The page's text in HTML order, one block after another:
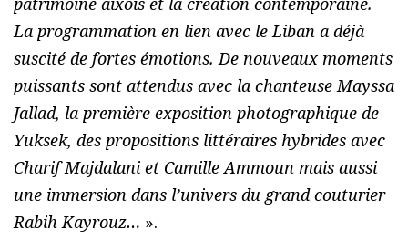
La programmation en lien avec le Liban a déjà
suscité de fortes émotions. De nouveaux moments
puissants sont attendus avec la chanteuse Mayssa
Jallad, la première exposition photographique de
Yuksek, des propositions littéraires hybrides avec
Charif Majdalani et Camille Ammoun mais aussi
une immersion dans l’univers du grand couturier
Rabih Kayrouz… ».